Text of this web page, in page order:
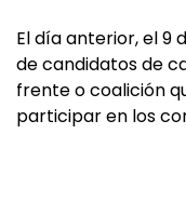
El día anterior, el 9
de candidatos de
frente o coalición
participar en los